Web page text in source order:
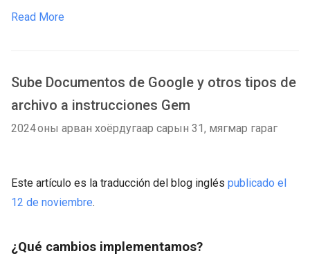
Read More
Sube Documentos de Google y otros tipos de
archivo a instrucciones Gem
2024 оны арван хоёрдугаар сарын 31, мягмар гараг
Este artículo es la traducción del blog inglés publicado el
12 de noviembre.
¿Qué cambios implementamos?